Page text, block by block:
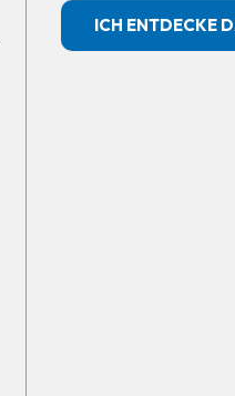
ICH ENTDECKE